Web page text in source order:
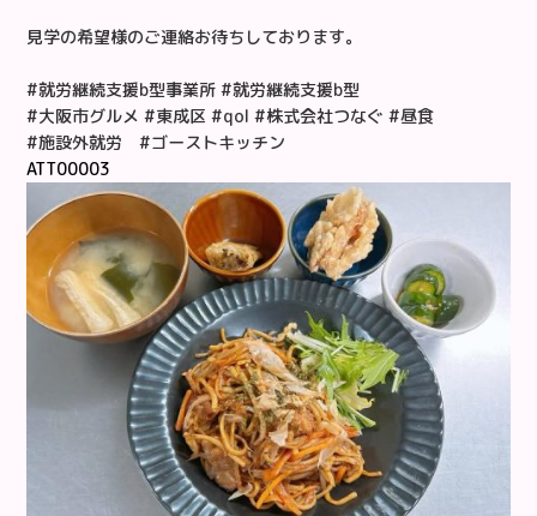
見学の希望様のご連絡お待ちしております。
#就労継続支援b型事業所 #就労継続支援b型
#大阪市グルメ #東成区 #qol #株式会社つなぐ #昼食
#施設外就労 #ゴーストキッチン
ATT00003